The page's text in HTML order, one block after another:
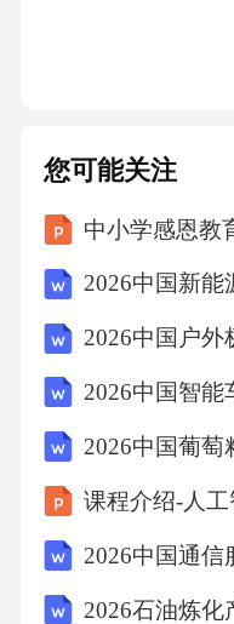
您可能关注
中小学感恩教
课程介绍-人